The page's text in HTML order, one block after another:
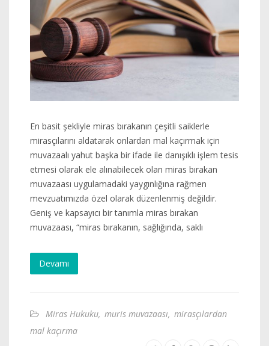
En basit şekliyle miras bırakanın çeşitli saiklerle
mirasçılarını aldatarak onlardan mal kaçırmak için
muvazaalı yahut başka bir ifade ile danışıklı işlem tesis
etmesi olarak ele alınabilecek olan miras bırakan
muvazaası uygulamadaki yaygınlığına rağmen
mevzuatımızda özel olarak düzenlenmiş değildir.
Geniş ve kapsayıcı bir tanımla miras bırakan
muvazaası, “miras bırakanın, sağlığında, saklı
Devamı
Miras Hukuku, muris muvazaası, mirasçılardan
mal kaçırma